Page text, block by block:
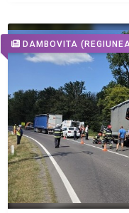
DAMBOVITA